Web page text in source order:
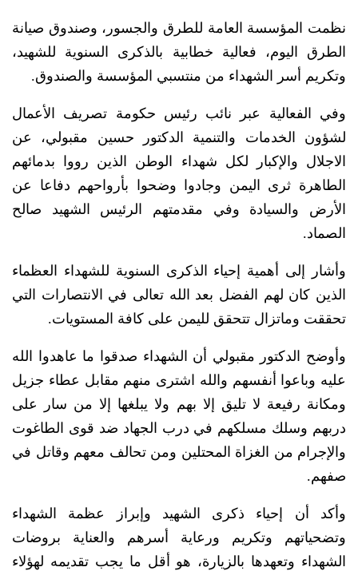
نظمت المؤسسة العامة للطرق والجسور، وصندوق صيانة
الطرق اليوم، فعالية خطابية بالذكرى السنوية للشهيد،
وتكريم أسر الشهداء من منتسبي المؤسسة والصندوق.
وفي الفعالية عبر نائب رئيس حكومة تصريف الأعمال
لشؤون الخدمات والتنمية الدكتور حسين مقبولي، عن
الاجلال والإكبار لكل شهداء الوطن الذين رووا بدمائهم
الطاهرة ثرى اليمن وجادوا وضحوا بأرواحهم دفاعا عن
الأرض والسيادة وفي مقدمتهم الرئيس الشهيد صالح
الصماد.
وأشار إلى أهمية إحياء الذكرى السنوية للشهداء العظماء
الذين كان لهم الفضل بعد الله تعالى في الانتصارات التي
تحققت وماتزال تتحقق لليمن على كافة المستويات.
وأوضح الدكتور مقبولي أن الشهداء صدقوا ما عاهدوا الله
عليه وباعوا أنفسهم والله اشترى منهم مقابل عطاء جزيل
ومكانة رفيعة لا تليق إلا بهم ولا يبلغها إلا من سار على
دربهم وسلك مسلكهم في درب الجهاد ضد قوى الطاغوت
والإجرام من الغزاة المحتلين ومن تحالف معهم وقاتل في
صفهم.
وأكد أن إحياء ذكرى الشهيد وإبراز عظمة الشهداء
وتضحياتهم وتكريم ورعاية أسرهم والعناية بروضات
الشهداء وتعهدها بالزيارة، هو أقل ما يجب تقديمه لهؤلاء